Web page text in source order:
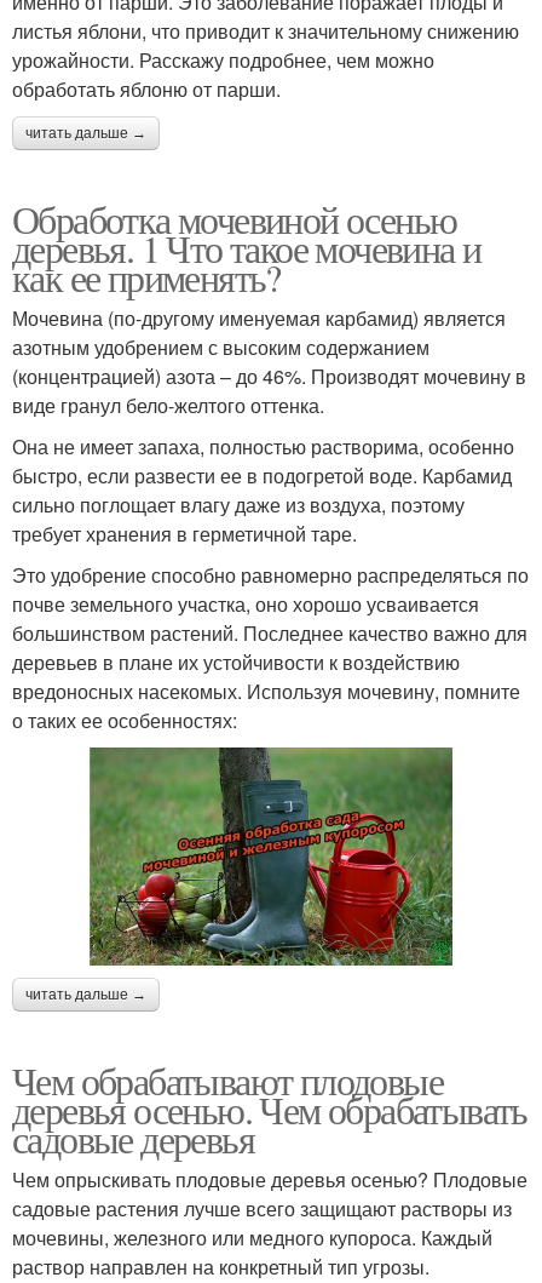
листья яблони, что приводит к значительному снижению
урожайности. Расскажу подробнее, чем можно
обработать яблоню от парши.
читать дальше →
Обработка мочевиной осенью
деревья. 1 Что такое мочевина и
как ее применять?
Мочевина (по-другому именуемая карбамид) является
азотным удобрением с высоким содержанием
(концентрацией) азота – до 46%. Производят мочевину в
виде гранул бело-желтого оттенка.
Она не имеет запаха, полностью растворима, особенно
быстро, если развести ее в подогретой воде. Карбамид
сильно поглощает влагу даже из воздуха, поэтому
требует хранения в герметичной таре.
Это удобрение способно равномерно распределяться по
почве земельного участка, оно хорошо усваивается
большинством растений. Последнее качество важно для
деревьев в плане их устойчивости к воздействию
вредоносных насекомых. Используя мочевину, помните
о таких ее особенностях:
читать дальше →
Чем обрабатывают плодовые
деревья осенью. Чем обрабатывать
садовые деревья
Чем опрыскивать плодовые деревья осенью? Плодовые
садовые растения лучше всего защищают растворы из
мочевины, железного или медного купороса. Каждый
раствор направлен на конкретный тип угрозы.